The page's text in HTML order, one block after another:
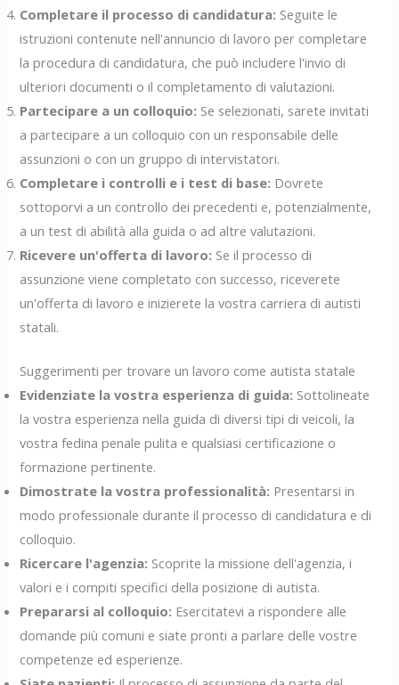
Completare il processo di candidatura: Seguite le
istruzioni contenute nell'annuncio di lavoro per completare
la procedura di candidatura, che può includere l'invio di
ulteriori documenti o il completamento di valutazioni.
Partecipare a un colloquio: Se selezionati, sarete invitati
a partecipare a un colloquio con un responsabile delle
assunzioni o con un gruppo di intervistatori.
Completare i controlli e i test di base: Dovrete
sottoporvi a un controllo dei precedenti e, potenzialmente,
a un test di abilità alla guida o ad altre valutazioni.
Ricevere un'offerta di lavoro: Se il processo di
assunzione viene completato con successo, riceverete
un'offerta di lavoro e inizierete la vostra carriera di autisti
statali.
Suggerimenti per trovare un lavoro come autista statale
Evidenziate la vostra esperienza di guida: Sottolineate
la vostra esperienza nella guida di diversi tipi di veicoli, la
vostra fedina penale pulita e qualsiasi certificazione o
formazione pertinente.
Dimostrate la vostra professionalità: Presentarsi in
modo professionale durante il processo di candidatura e di
colloquio.
Ricercare l'agenzia: Scoprite la missione dell'agenzia, i
valori e i compiti specifici della posizione di autista.
Prepararsi al colloquio: Esercitatevi a rispondere alle
domande più comuni e siate pronti a parlare delle vostre
competenze ed esperienze.